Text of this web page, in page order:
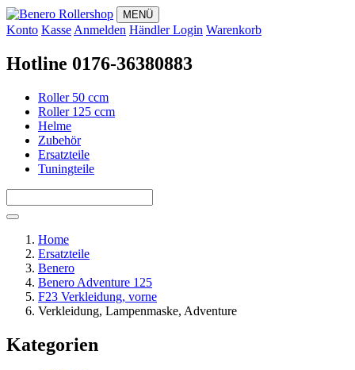
MENÜ
Konto Kasse Anmelden Händler Login Warenkorb
Hotline 0176-36380883
Roller 50 ccm
Roller 125 ccm
Helme
Zubehör
Ersatzteile
Tuningteile
Home
Ersatzteile
Benero
Benero Adventure 125
F23 Verkleidung, vorne
Verkleidung, Lampenmaske, Adventure
Kategorien